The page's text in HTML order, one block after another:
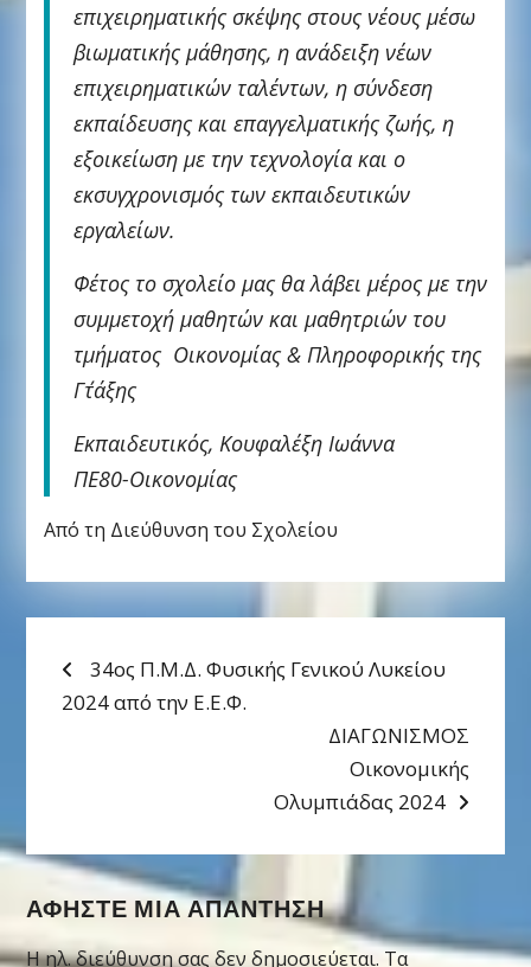
επιχειρηματικής σκέψης στους νέους μέσω
βιωματικής μάθησης, η ανάδειξη νέων
επιχειρηματικών ταλέντων, η σύνδεση
εκπαίδευσης και επαγγελματικής ζωής, η
εξοικείωση με την τεχνολογία και ο
εκσυγχρονισμός των εκπαιδευτικών
εργαλείων.
Φέτος το σχολείο μας θα λάβει μέρος με την
συμμετοχή μαθητών και μαθητριών του
τμήματος Οικονομίας & Πληροφορικής της
Γ΄τάξης
Εκπαιδευτικός, Κουφαλέξη Ιωάννα
ΠΕ80-Οικονομίας
Από τη Διεύθυνση του Σχολείου
ΠΛΟΉΓΗΣΗ
ΆΡΘΡΩΝ
Προηγούμενη
Δημοσίευση:
34ος Π.Μ.Δ. Φυσικής Γενικού Λυκείου
2024 από την Ε.Ε.Φ.
Επόμενη
Δημοσίευση
ΔΙΑΓΩΝΙΣΜΟΣ
Οικονομικής
Ολυμπιάδας 2024
ΑΦΉΣΤΕ ΜΙΑ ΑΠΆΝΤΗΣΗ
Η ηλ. διεύθυνση σας δεν δημοσιεύεται. Τα